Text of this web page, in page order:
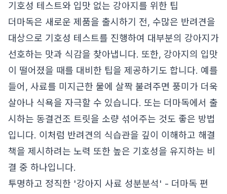
기호성 테스트와 입맛 없는 강아지를 위한 팁
더마독은 새로운 제품을 출시하기 전, 수많은 반려견을
대상으로 기호성 테스트를 진행하여 대부분의 강아지가
선호하는 맛과 식감을 찾아냅니다. 또한, 강아지의 입맛
이 떨어졌을 때를 대비한 팁을 제공하기도 합니다. 예를
들어, 사료를 미지근한 물에 살짝 불려주면 풍미가 더욱
살아나 식욕을 자극할 수 있습니다. 또는 더마독에서 출
시하는 동결건조 트릿을 소량 섞어주는 것도 좋은 방법
입니다. 이처럼 반려견의 식습관을 깊이 이해하고 해결
책을 제시하려는 노력 또한 높은 기호성을 유지하는 비
결 중 하나입니다.
투명하고 정직한 '강아지 사료 성분분석' - 더마독 편